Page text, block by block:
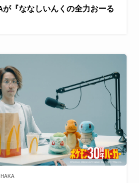
が『ななしいんくの全力おーる